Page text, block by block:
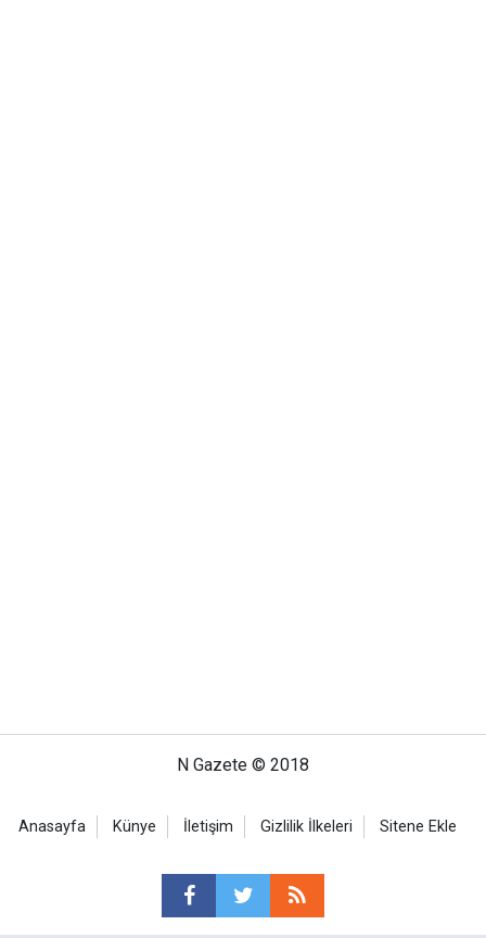
N Gazete © 2018
Anasayfa Künye İletişim Gizlilik İlkeleri Sitene Ekle